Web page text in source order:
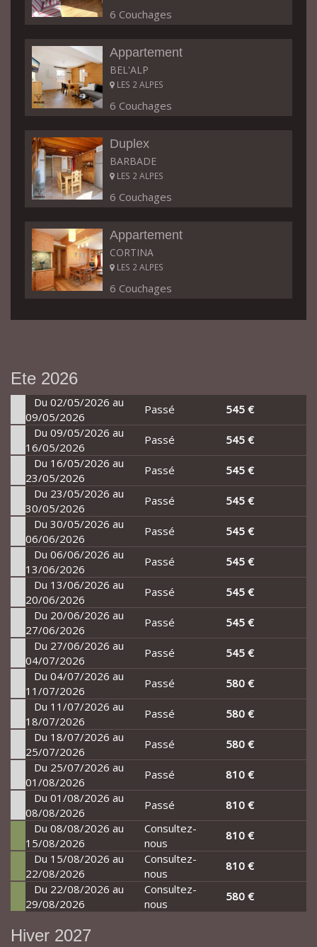
6 Couchages
Appartement
BEL'ALP
LES 2 ALPES
6 Couchages
Duplex
BARBADE
LES 2 ALPES
6 Couchages
Appartement
CORTINA
LES 2 ALPES
6 Couchages
Ete 2026
Du 02/05/2026 au
09/05/2026
Passé
545 €
Du 09/05/2026 au
16/05/2026
Passé
545 €
Du 16/05/2026 au
23/05/2026
Passé
545 €
Du 23/05/2026 au
30/05/2026
Passé
545 €
Du 30/05/2026 au
06/06/2026
Passé
545 €
Du 06/06/2026 au
13/06/2026
Passé
545 €
Du 13/06/2026 au
20/06/2026
Passé
545 €
Du 20/06/2026 au
27/06/2026
Passé
545 €
Du 27/06/2026 au
04/07/2026
Passé
545 €
Du 04/07/2026 au
11/07/2026
Passé
580 €
Du 11/07/2026 au
18/07/2026
Passé
580 €
Du 18/07/2026 au
25/07/2026
Passé
580 €
Du 25/07/2026 au
01/08/2026
Passé
810 €
Du 01/08/2026 au
08/08/2026
Passé
810 €
Du 08/08/2026 au
15/08/2026
Consultez-
nous
810 €
Du 15/08/2026 au
22/08/2026
Consultez-
nous
810 €
Du 22/08/2026 au
29/08/2026
Consultez-
nous
580 €
Hiver 2027